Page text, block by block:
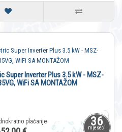
36
mjeseci
Super Inverter Plus 3.5 kW - MSZ-
WiFi SA MONTAŽOM